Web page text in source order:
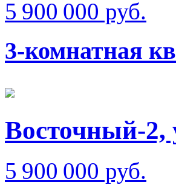
5 900 000 руб.
3-комнатная
Восточный-2,
5 900 000 руб.